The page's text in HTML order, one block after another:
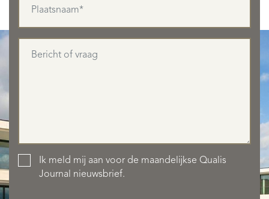
Ik meld mij aan voor de maandelijkse Qualis
Journal nieuwsbrief.